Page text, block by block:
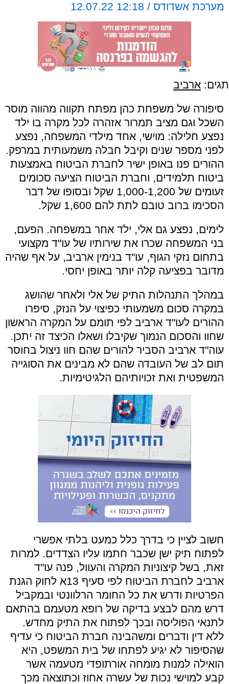
מערכת אשדודס / 12:18 12.07.22
תגים: ארביב
סיפורה של משפחת כהן מפתח תקווה מהווה מוסר
השכל וגם מציב תמרור אזהרה לכל מקרה בו ילד
נפצע חלילה: מוישי, אחד מילדי המשפחה, נפצע
לפני מספר שנים וקיבל חבלה משמעותית במרפק.
ההורים פנו באופן ישיר לחברת הביטוח באמצעות
ביטוח תלמידים, וחברת הביטוח הציעה סכומים
זעומים של 1,000-1,200 שקל ובסופו של דבר
הסכימו ברוב טובם לתת להם 1,600 שקל.
לימים, נפצע גם אלי, ילד אחר במשפחה. הפעם,
בני המשפחה שכרו את שירותיו של עו"ד מקצועי
בתחום נזקי הגוף, עו"ד בנימין ארביב, על אף שהיה
מדובר בפציעה קלה יותר באופן יחסי.
במהלך התנהלות התיק של אלי ולאחר שהושג
במקרה סכום משמעותי כפיצוי על הנזק, סיפרו
ההורים לעו"ד ארביב לפי תומם על המקרה הראשון
שחוו והסכום הנמוך שקיבלו ושאלו הכיצד זה יתכן.
עוה"ד ארביב הסביר להורים שהם חוו ניצול בחוסר
תום לב של העובדה שהם לא מבינים את הסוגייה
המשפטית ואת זכויותיהם הלגיטימיות.
חשוב לציין כי בדרך כלל כמעט בלתי אפשרי
לפתוח תיק ישן שכבר חתמו עליו הצדדים. למרות
זאת, בשל קיצוניות המקרה והעוול, פנה עו"ד
ארביב לחברת הביטוח לפי סעיף 13א לחוק הגנת
הפרטיות ודרש את כל החומר הרלוונטי ובמקביל
דרש מהם לבצע בדיקה של רופא מטעמם בהתאם
לתנאי הפוליסה ובכך לפתוח את התיק מחדש.
ללא דין ודברים ומשהבינה חברת הביטוח כי עדיף
שהסיפור לא יגיע לפתחו של בית המשפט, היא
הואילה למנות מומחה אורתופדי מטעמה אשר
קבע למוישי נכות של עשרה אחוז וכתוצאה מכך